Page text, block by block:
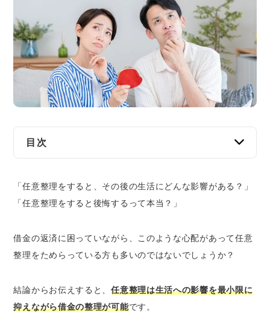
交通事故
遺産相続
労働問題
債権回収
IT・ネット
資金調達
目次
毎月の借金の返済額が減る
督促などがなくなり精神的なストレスが軽減
ブラックリストに登録され、クレジットカー
ドやローンが使えなくなる
る
保証人に迷惑をかけることがある
「任意整理をすると、その後の生活にどんな影響がある？」
「任意整理をすると後悔するって本当？」
借金の返済に困っていながら、このような心配があって任意
整理をためらっている方も多いのではないでしょうか？
結論からお伝えすると、任意整理は生活への影響を最小限に
抑えながら借金の整理が可能です。